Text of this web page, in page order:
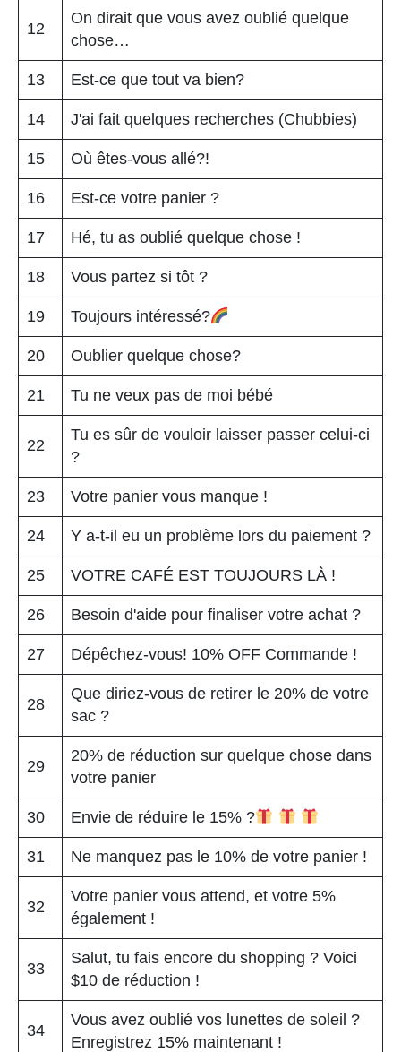
12
On dirait que vous avez oublié quelque
chose…
13 Est-ce que tout va bien?
14 J'ai fait quelques recherches (Chubbies)
15 Où êtes-vous allé?!
16 Est-ce votre panier ?
17 Hé, tu as oublié quelque chose !
18 Vous partez si tôt ?
19 Toujours intéressé?
20 Oublier quelque chose?
21 Tu ne veux pas de moi bébé
22
Tu es sûr de vouloir laisser passer celui-ci
?
23 Votre panier vous manque !
24 Y a-t-il eu un problème lors du paiement ?
25 VOTRE CAFÉ EST TOUJOURS LÀ !
26 Besoin d'aide pour finaliser votre achat ?
27 Dépêchez-vous! 10% OFF Commande !
28
Que diriez-vous de retirer le 20% de votre
sac ?
29
20% de réduction sur quelque chose dans
votre panier
30 Envie de réduire le 15% ?
31 Ne manquez pas le 10% de votre panier !
32
Votre panier vous attend, et votre 5%
également !
33
Salut, tu fais encore du shopping ? Voici
$10 de réduction !
34
Vous avez oublié vos lunettes de soleil ?
Enregistrez 15% maintenant !